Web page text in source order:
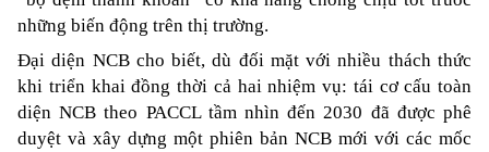
những biến động trên thị trường.
Đại diện NCB cho biết, dù đối mặt với nhiều thách thức
khi triển khai đồng thời cả hai nhiệm vụ: tái cơ cấu toàn
diện NCB theo PACCL tầm nhìn đến 2030 đã được phê
duyệt và xây dựng một phiên bản NCB mới với các mốc